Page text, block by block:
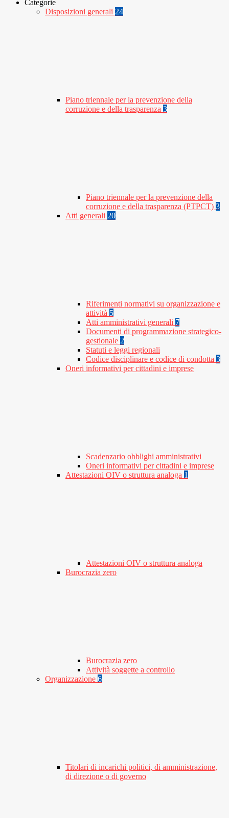
Categorie
Disposizioni generali 24
Piano triennale per la prevenzione della
corruzione e della trasparenza 3
Piano triennale per la prevenzione della
corruzione e della trasparenza (PTPCT) 3
Atti generali 20
Riferimenti normativi su organizzazione e
attività 5
Atti amministrativi generali 7
Documenti di programmazione strategico-
gestionale 2
Statuti e leggi regionali
Codice disciplinare e codice di condotta 3
Oneri informativi per cittadini e imprese
Scadenzario obblighi amministrativi
Oneri informativi per cittadini e imprese
Attestazioni OIV o struttura analoga 1
Attestazioni OIV o struttura analoga
Burocrazia zero
Burocrazia zero
Attività soggette a controllo
Organizzazione 6
Titolari di incarichi politici, di amministrazione,
di direzione o di governo